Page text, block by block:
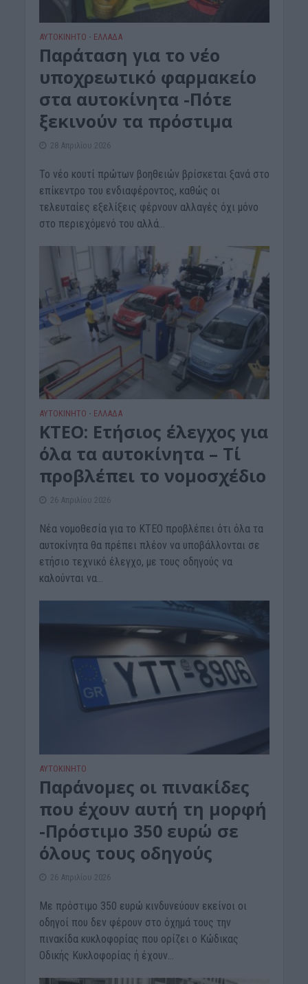
ΑΥΤΟΚΙΝΗΤΟ • ΕΛΛΑΔΑ
Παράταση για το νέο
υποχρεωτικό φαρμακείο
στα αυτοκίνητα -Πότε
ξεκινούν τα πρόστιμα
28 Απριλίου 2026
Το νέο κουτί πρώτων βοηθειών βρίσκεται ξανά στο
επίκεντρο του ενδιαφέροντος, καθώς οι
τελευταίες εξελίξεις φέρνουν αλλαγές όχι μόνο
στο περιεχόμενό του αλλά...
ΑΥΤΟΚΙΝΗΤΟ • ΕΛΛΑΔΑ
ΚΤΕΟ: Ετήσιος έλεγχος για
όλα τα αυτοκίνητα – Τί
προβλέπει το νομοσχέδιο
26 Απριλίου 2026
Νέα νομοθεσία για το ΚΤΕΟ προβλέπει ότι όλα τα
αυτοκίνητα θα πρέπει πλέον να υποβάλλονται σε
ετήσιο τεχνικό έλεγχο, με τους οδηγούς να
καλούνται να...
ΑΥΤΟΚΙΝΗΤΟ
Παράνομες οι πινακίδες
που έχουν αυτή τη μορφή
-Πρόστιμο 350 ευρώ σε
όλους τους οδηγούς
26 Απριλίου 2026
Με πρόστιμο 350 ευρώ κινδυνεύουν εκείνοι οι
οδηγοί που δεν φέρουν στο όχημά τους την
πινακίδα κυκλοφορίας που ορίζει ο Κώδικας
Οδικής Κυκλοφορίας ή έχουν...